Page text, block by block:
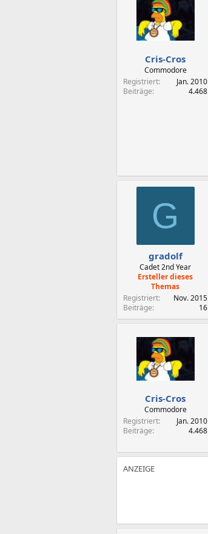
Cris-Cros
Commodore
Registriert
Jan. 2010
Beiträge
4.468
G
gradolf
Cadet 2nd Year
Ersteller dieses
Themas
Registriert
Nov. 2015
Beiträge
16
Cris-Cros
Commodore
Registriert
Jan. 2010
Beiträge
4.468